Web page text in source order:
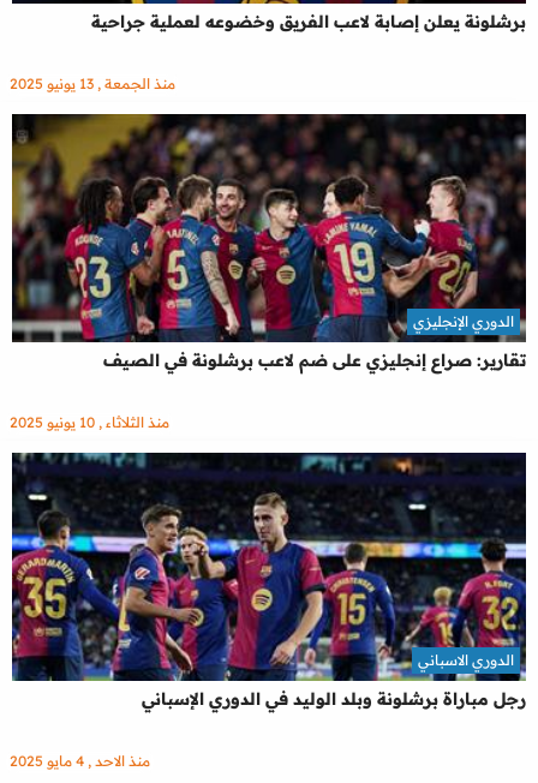
برشلونة يعلن إصابة لاعب الفريق وخضوعه لعملية جراحية
منذ الجمعة , 13 يونيو 2025
تقارير: صراع إنجليزي على ضم لاعب برشلونة في الصيف
الدوري الإنجليزي
منذ الثلاثاء , 10 يونيو 2025
رجل مباراة برشلونة وبلد الوليد في الدوري الإسباني
الدوري الاسباني
منذ الاحد , 4 مايو 2025